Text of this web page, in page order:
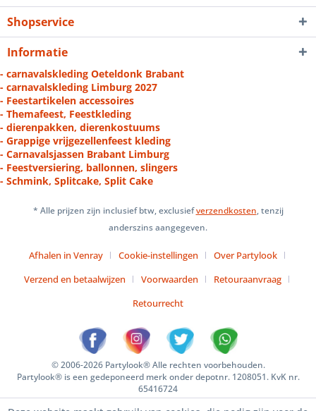
Shopservice
Informatie
- carnavalskleding Oeteldonk Brabant
- carnavalskleding Limburg 2027
- Feestartikelen accessoires
- Themafeest, Feestkleding
- dierenpakken, dierenkostuums
- Grappige vrijgezellenfeest kleding
- Carnavalsjassen Brabant Limburg
- Feestversiering, ballonnen, slingers
- Schmink, Splitcake, Split Cake
* Alle prijzen zijn inclusief btw, exclusiefverzendkosten, tenzij
anderszins aangegeven.
Afhalen in Venray Cookie-instellingen
Over Partylook
Verzend en betaalwijzen
Voorwaarden
Retouraanvraag
Retourrecht
© 2006-2026 Partylook® Alle rechten voorbehouden.
Partylook® is een gedeponeerd merk onder depotnr. 1208051. KvK nr.
65416724